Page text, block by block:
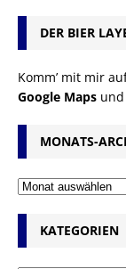
DER BIER
Komm’ mit mir
Google Maps
MONATS-
KATEGORIEN